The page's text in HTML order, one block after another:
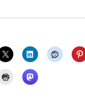
Leihräder